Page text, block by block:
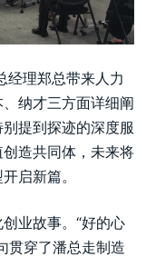
经理郑总带来人力
纳才三方面详细阐
提到探迹的深度服
造共同体，未来将
启新篇。
业故事。“好的心
贯穿了潘总走制造